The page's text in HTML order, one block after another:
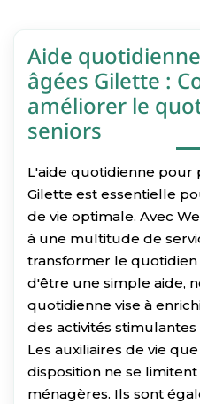
Aide
âgées Gilette :
améliorer le
seniors
L'aide quotidienne pour
Gilette est essentielle
de vie optimale. Avec
à une multitude de
transformer le quotidien
d'être une simple aide,
quotidienne vise à
des activités
Les auxiliaires de vie
disposition ne se
ménagères. Ils sont